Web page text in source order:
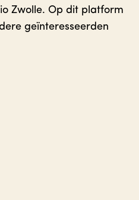
Zwolle. Op dit platform
geïnteresseerden